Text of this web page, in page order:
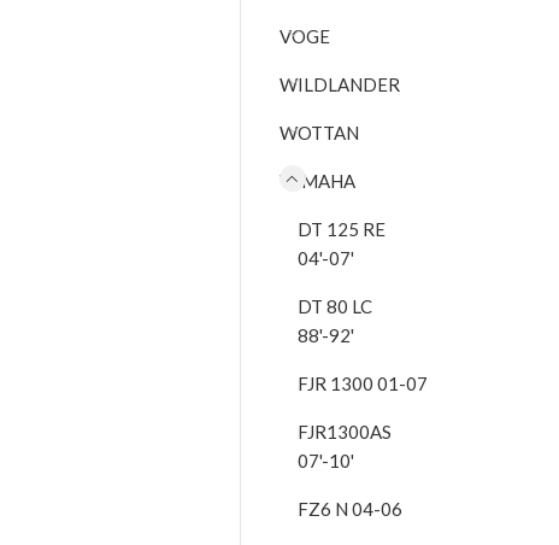
VOGE
WILDLANDER
WOTTAN
YAMAHA
DT 125 RE
04'-07'
DT 80 LC
88'-92'
FJR 1300 01-07
FJR1300AS
07'-10'
FZ6 N 04-06